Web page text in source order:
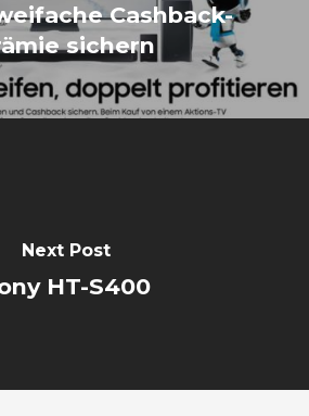
Cashback-
sichern
Next Post
HT-S400